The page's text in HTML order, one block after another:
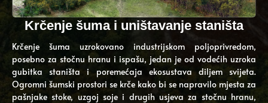
Krčenje šuma i uništavanje staništa
Krčenje šuma uzrokovano industrijskom poljoprivredom,
posebno za stočnu hranu i ispašu, jedan je od vodećih uzroka
gubitka staništa i poremećaja ekosustava diljem svijeta.
Ogromni šumski prostori se krče kako bi se napravilo mjesta za
pašnjake stoke, uzgoj soje i drugih usjeva za stočnu hranu,